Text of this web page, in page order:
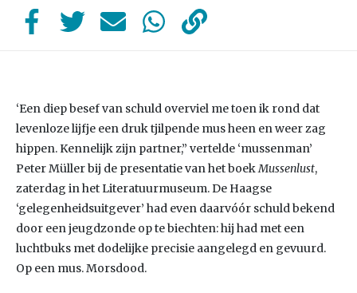
‘Een diep besef van schuld overviel me toen ik rond dat
levenloze lijfje een druk tjilpende mus heen en weer zag
hippen. Kennelijk zijn partner,” vertelde ‘mussenman’
Peter Müller bij de presentatie van het boekMussenlust,
zaterdag in het Literatuurmuseum. De Haagse
‘gelegenheidsuitgever’ had even daarvóór schuld bekend
door een jeugdzonde op te biechten: hij had met een
luchtbuks met dodelijke precisie aangelegd en gevuurd.
Op een mus. Morsdood.